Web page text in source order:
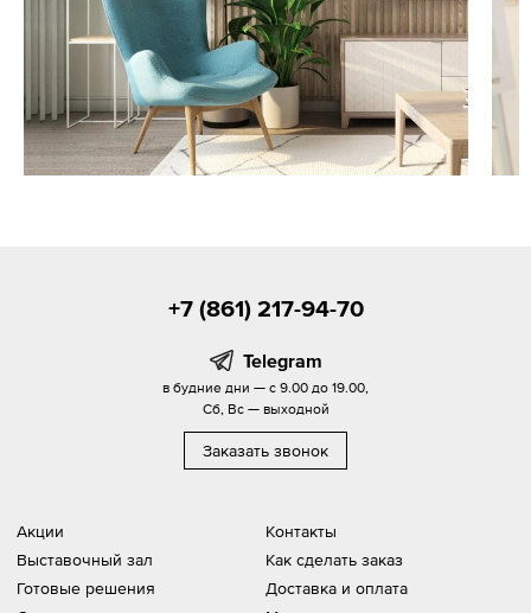
Акции
Выставочный зал
Готовые решения
Контакты
Как сделать заказ
Доставка и оплата
+7 (861) 217-94-70
Telegram
в будние дни — с 9.00 до 19.00,
Сб, Вс — выходной
Заказать звонок